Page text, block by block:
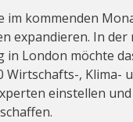
im kommenden
expandieren. In der
in London möchte
Wirtschafts-, Klima-
einstellen